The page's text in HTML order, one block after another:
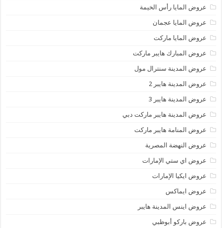
عروض المايا رأس الخيمة
عروض المايا عجمان
عروض المايا ماركت
عروض المبارك هايبر ماركت
عروض المدينة سنترال مول
عروض المدينة هايبر 2
عروض المدينة هايبر 3
عروض المدينة هايبر ماركت دبي
عروض المنامة هايبر ماركت
عروض النهضة المصرية
عروض اي ستي الإمارات
عروض ايكيا الإمارات
عروض ايماكس
عروض اينس المدينة هايبر
عروض باركو أبوظبي